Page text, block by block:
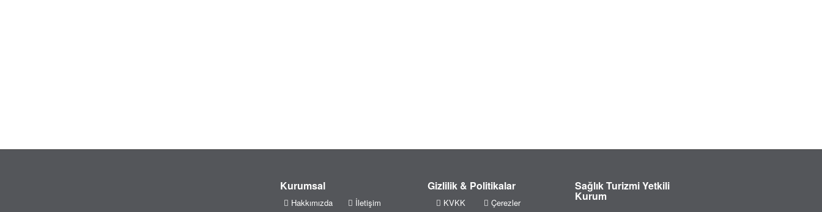
Kurumsal
Hakkımızda İletişim
Gizlilik & Politikalar
KVKK Çerezler
Sağlık Turizmi Yetkili
Kurum